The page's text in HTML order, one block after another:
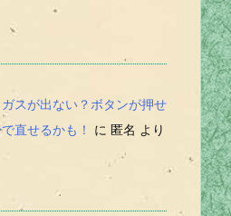
スが出ない？ボタンが押せ
直せるかも！
に 匿名 より